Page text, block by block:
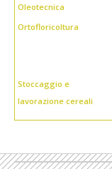
Oleotecnica
Ortofloricoltura
Stoccaggio e
lavorazione cereali